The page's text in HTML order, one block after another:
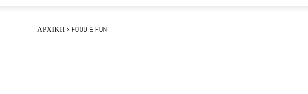
ΑΡΧΙΚΉ FOOD & FUN